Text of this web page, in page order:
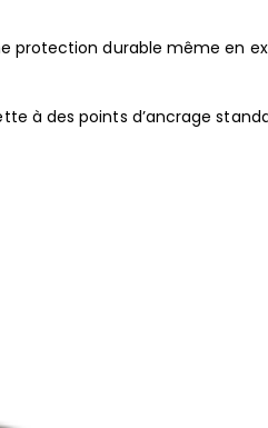
protection durable même en
à des points d’ancrage